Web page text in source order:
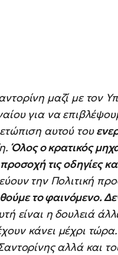
μαζί με τον
για να
αυτού του
Όλος ο κρατικός
τις οδηγίες
την Πολιτική
το φαινόμενο.
είναι η δουλειά
κάνει μέχρι
αλλά και